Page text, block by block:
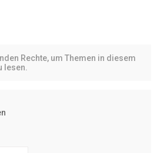
Rechte, um Themen in diesem
lesen.